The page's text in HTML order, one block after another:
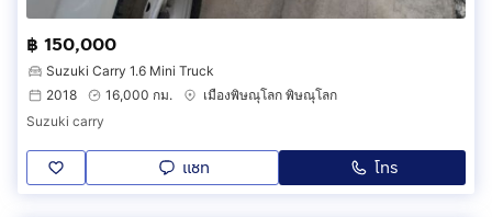
฿ 150,000
Suzuki Carry 1.6 Mini Truck
2018
16,000 กม.
เมืองพิษณุโลก พิษณุโลก
Suzuki carry
แชท โทร